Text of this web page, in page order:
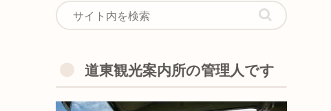
道東観光案内所の管理人です